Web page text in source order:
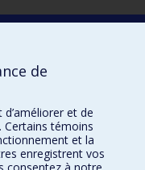
de
et de
Certains témoins
et la
enregistrent vos
consentez à notre